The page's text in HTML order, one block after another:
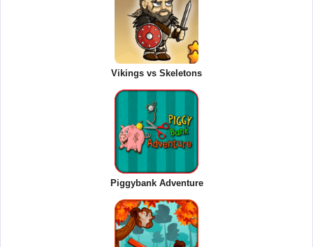
Vikings vs Skeletons
Piggybank Adventure